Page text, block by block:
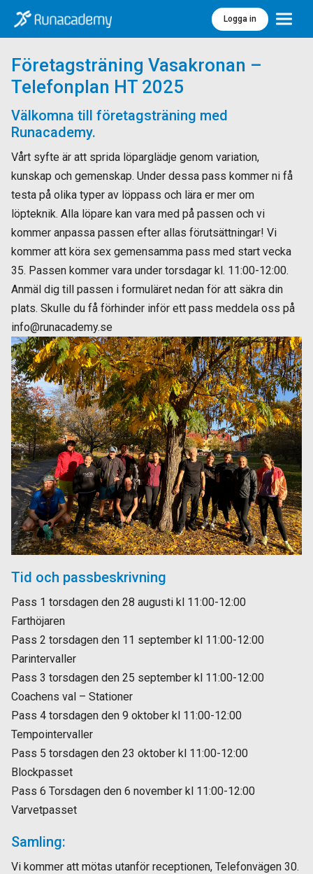
Logga in Meny
Företagsträning Vasakronan –
Telefonplan HT 2025
Välkomna till företagsträning med
Runacademy.
Vårt syfte är att sprida löparglädje genom variation,
kunskap och gemenskap. Under dessa pass kommer ni få
testa på olika typer av löppass och lära er mer om
löpteknik. Alla löpare kan vara med på passen och vi
kommer anpassa passen efter allas förutsättningar! Vi
kommer att köra sex gemensamma pass med start vecka
35. Passen kommer vara under torsdagar kl. 11:00-12:00.
Anmäl dig till passen i formuläret nedan för att säkra din
plats. Skulle du få förhinder inför ett pass meddela oss på
info@runacademy.se
Tid och passbeskrivning
Pass 1 torsdagen den 28 augusti kl 11:00-12:00
Farthöjaren
Pass 2 torsdagen den 11 september kl 11:00-12:00
Parintervaller
Pass 3 torsdagen den 25 september kl 11:00-12:00
Coachens val – Stationer
Pass 4 torsdagen den 9 oktober kl 11:00-12:00
Tempointervaller
Pass 5 torsdagen den 23 oktober kl 11:00-12:00
Blockpasset
Pass 6 Torsdagen den 6 november kl 11:00-12:00
Varvetpasset
Samling:
Vi kommer att mötas utanför receptionen, Telefonvägen 30.